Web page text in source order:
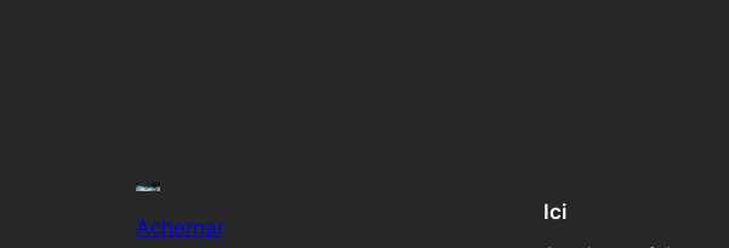
Achernar
Ici